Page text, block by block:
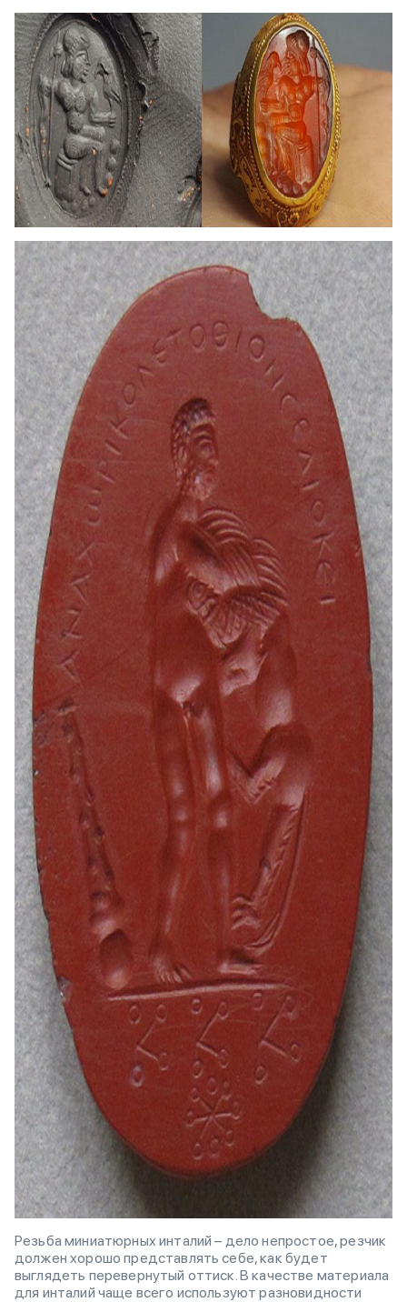
Резьба миниатюрных инталий – дело непростое, резчик
должен хорошо представлять себе, как будет
выглядеть перевернутый оттиск. В качестве материала
для инталий чаще всего используют разновидности